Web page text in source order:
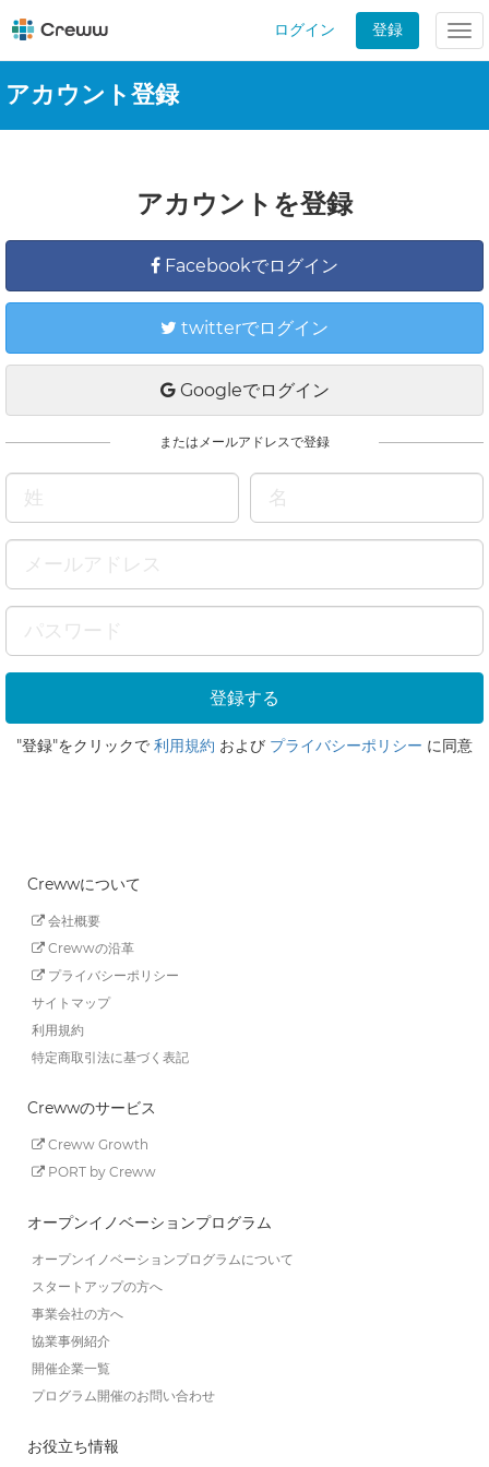
ログイン 登録
アカウント登録
アカウントを登録
Facebookでログイン
twitterでログイン
Googleでログイン
またはメールアドレスで登録
"登録"をクリックで 利用規約 および プライバシーポリシー に同意
Crewwについて
会社概要
Crewwの沿革
プライバシーポリシー
サイトマップ
利用規約
特定商取引法に基づく表記
Crewwのサービス
Creww Growth
PORT by Creww
オープンイノベーションプログラム
オープンイノベーションプログラムについて
スタートアップの方へ
事業会社の方へ
協業事例紹介
開催企業一覧
プログラム開催のお問い合わせ
お役立ち情報